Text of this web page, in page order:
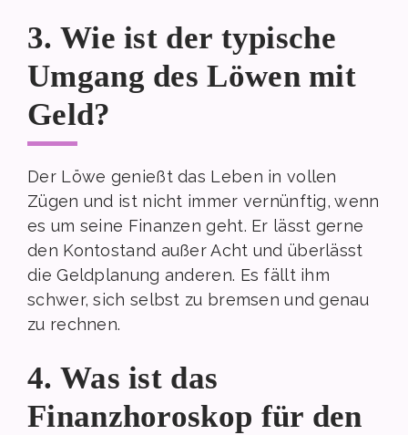
3. Wie ist der typische
Umgang des Löwen mit
Geld?
Der Löwe genießt das Leben in vollen
Zügen und ist nicht immer vernünftig, wenn
es um seine Finanzen geht. Er lässt gerne
den Kontostand außer Acht und überlässt
die Geldplanung anderen. Es fällt ihm
schwer, sich selbst zu bremsen und genau
zu rechnen.
4. Was ist das
Finanzhoroskop für den